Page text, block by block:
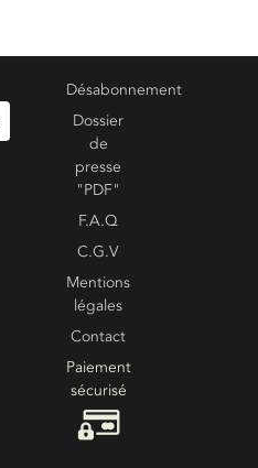
Désabonnement
Dossier
de
presse
"PDF"
F.A.Q
C.G.V
Mentions
légales
Contact
Paiement
sécurisé